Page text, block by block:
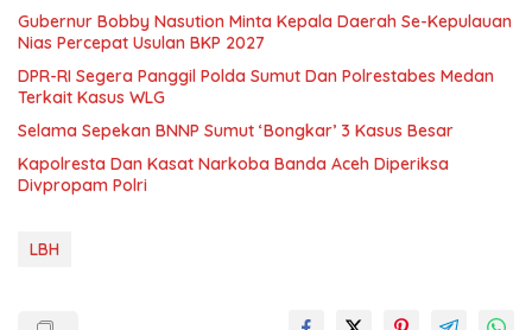
Gubernur Bobby Nasution Minta Kepala Daerah Se-Kepulauan
Nias Percepat Usulan BKP 2027
DPR-RI Segera Panggil Polda Sumut Dan Polrestabes Medan
Terkait Kasus WLG
Selama Sepekan BNNP Sumut ‘Bongkar’ 3 Kasus Besar
Kapolresta Dan Kasat Narkoba Banda Aceh Diperiksa
Divpropam Polri
LBH